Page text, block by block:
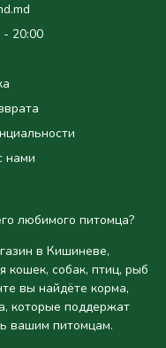
20:00
нами
любимого питомца?
в Кишиневе,
кошек, собак, птиц, рыб
вы найдёте корма,
которые поддержат
вашим питомцам.